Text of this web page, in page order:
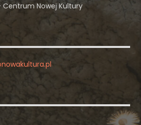
Centrum Nowej Kultury